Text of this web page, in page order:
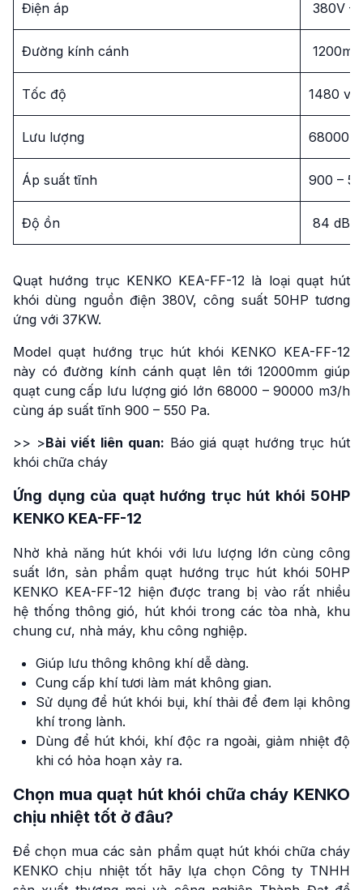
Điện áp 380V –
Đường kính cánh
Tốc độ 1480 v/
Lưu lượng 68000
Áp suất tĩnh 900 –
Độ ồn 84 dB
Quạt hướng trục KENKO KEA-FF-12 là loại quạt hút
khói dùng nguồn điện 380V, công suất 50HP tương
ứng với 37KW.
Model quạt hướng trục hút khói KENKO KEA-FF-12
này có đường kính cánh quạt lên tới 12000mm giúp
quạt cung cấp lưu lượng gió lớn 68000 – 90000 m3/h
cùng áp suất tĩnh 900 – 550 Pa.
>> >Bài viết liên quan: Báo giá quạt hướng trục hút
khói chữa cháy
Ứng dụng của quạt hướng trục hút khói 50HP
KENKO KEA-FF-12
Nhờ khả năng hút khói với lưu lượng lớn cùng công
suất lớn, sản phẩm quạt hướng trục hút khói 50HP
KENKO KEA-FF-12 hiện được trang bị vào rất nhiều
hệ thống thông gió, hút khói trong các tòa nhà, khu
chung cư, nhà máy, khu công nghiệp.
Giúp lưu thông không khí dễ dàng.
Cung cấp khí tươi làm mát không gian.
Sử dụng để hút khói bụi, khí thải để đem lại không
khí trong lành.
Dùng để hút khói, khí độc ra ngoài, giảm nhiệt độ
khi có hỏa hoạn xảy ra.
Chọn mua quạt hút khói chữa cháy KENKO
chịu nhiệt tốt ở đâu?
Để chọn mua các sản phẩm quạt hút khói chữa cháy
KENKO chịu nhiệt tốt hãy lựa chọn Công ty TNHH